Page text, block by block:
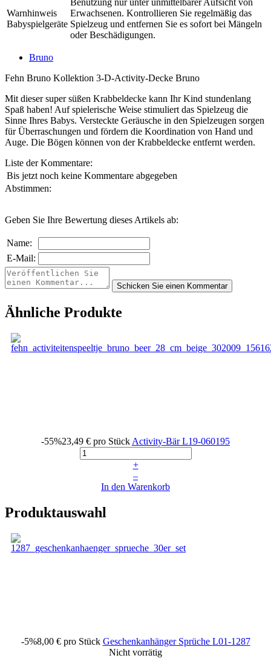
Warnhinweis
Babyspielgeräte
Benutzung nur unter unmittelbarer Aufsicht von
Erwachsenen. Kontrollieren Sie regelmäßig das
Spielzeug und entfernen Sie es sofort bei Mängeln
oder Beschädigungen.
Bruno
Fehn Bruno Kollektion 3-D-Activity-Decke Bruno
Mit dieser super süßen Krabbeldecke kann Ihr Kind stundenlang
Spaß haben! Auf spielerische Weise stimuliert das Spielzeug die
Sinne Ihres Babys. Versteckte Geräusche in den Spielzeugen sorgen
für Überraschungen und fördern die Koordination von Hand und
Auge. Die Bögen können von der Krabbeldecke entfernt werden.
Liste der Kommentare:
Bis jetzt noch keine Kommentare abgegeben
Abstimmen:
Geben Sie Ihre Bewertung dieses Artikels ab:
Name:
E-Mail:
Ähnliche Produkte
-55%23,49 € pro Stück Activity-BärL19-060195
+
–
In den Warenkorb
Produktauswahl
-5%8,00 € pro Stück Geschenkanhänger Sprüche L01-1287
Nicht vorrätig